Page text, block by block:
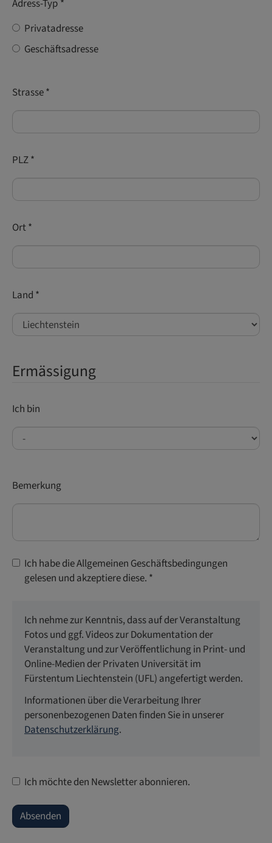
Adress-Typ *
Privatadresse
Geschäftsadresse
Strasse*
PLZ*
Ort*
Land *
Ermässigung
Ich bin
Bemerkung
Ich habe die Allgemeinen Geschäfts­bedingungen
gelesen und akzeptiere diese. *
Ich nehme zur Kenntnis, dass auf der Veranstaltung
Fotos und ggf. Videos zur Dokumentation der
Veranstaltung und zur Veröffentlichung in Print- und
Online-Medien der Privaten Universität im
Fürstentum Liechtenstein (UFL) angefertigt werden.
Informationen über die Verarbeitung Ihrer
personenbezogenen Daten finden Sie in unserer
Datenschutzerklärung.
Ich möchte den Newsletter abonnieren.
Absenden